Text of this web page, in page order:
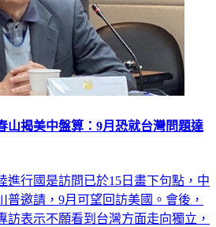
山揭美中盤算：9月恐就台灣問題達
進行國是訪問已於15日畫下句點，中
普邀請，9月可望回訪美國。會後，
訪表示不願看到台灣方面走向獨立，